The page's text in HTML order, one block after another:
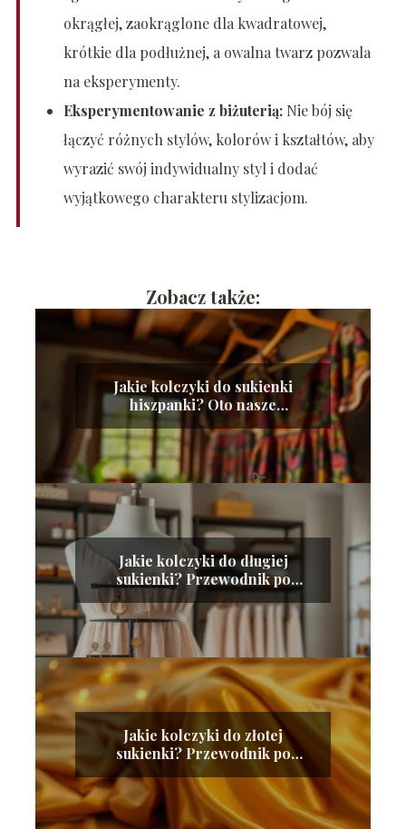
okrągłej, zaokrąglone dla kwadratowej,
krótkie dla podłużnej, a owalna twarz pozwala
na eksperymenty.
Eksperymentowanie z biżuterią:Nie bój się
łączyć różnych stylów, kolorów i kształtów, aby
wyrazić swój indywidualny styl i dodać
wyjątkowego charakteru stylizacjom.
Zobacz także:
Jakie kolczyki do sukienki
hiszpanki? Oto nasze
propozycje!
Jakie kolczyki do długiej
sukienki? Przewodnik po
idealnych dodatkach
Jakie kolczyki do złotej
sukienki? Przewodnik po
idealnych dodatkach